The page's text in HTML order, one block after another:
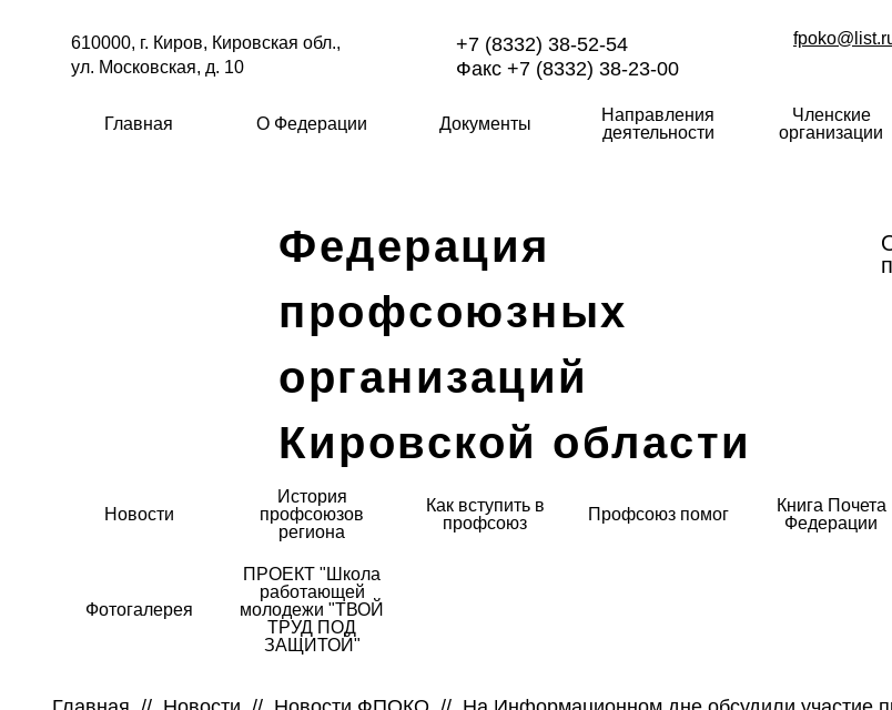
610000, г. Киров, Кировская обл.,
ул. Московская, д. 10
+7 (8332) 38-52-54
Факс +7 (8332) 38-23-00
Главная О Федерации Документы
Направления
деятельности
Членские
организации
Федерация
профсоюзных
организаций
Кировской области
Новости
История
профсоюзов
региона
Как вступить в
профсоюз
Профсоюз помог
Книга Почета
Федерации
Фотогалерея
ПРОЕКТ "Школа
работающей
молодежи "ТВОЙ
ТРУД ПОД
ЗАЩИТОЙ"